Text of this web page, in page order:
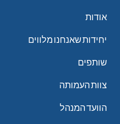
אודות
יחידות שאנחנו מלווים
שותפים
צוות העמותה
הוועד המנהל